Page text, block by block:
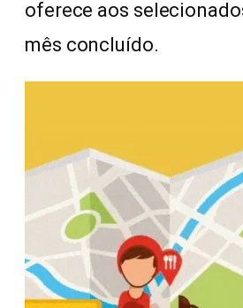
oferece aos
mês concluído.